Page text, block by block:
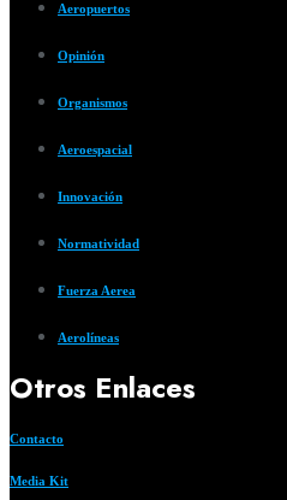
Aeropuertos
Opinión
Organismos
Aeroespacial
Innovación
Normatividad
Fuerza Aerea
Aerolíneas
Otros Enlaces
Contacto
Media Kit